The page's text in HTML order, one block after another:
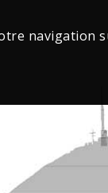
navigation